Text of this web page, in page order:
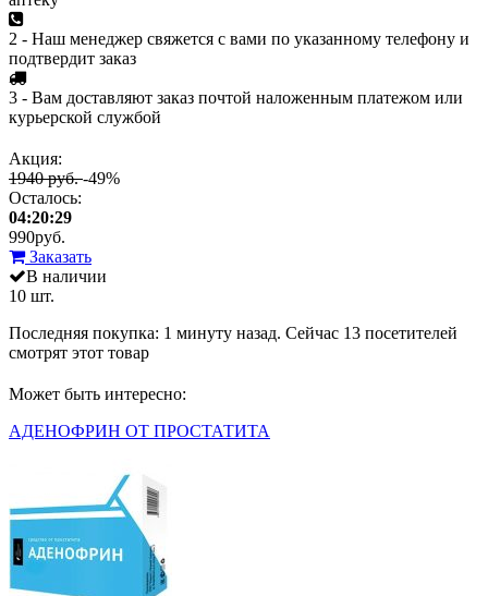
2 - Наш менеджер свяжется с вами по указанному телефону и
подтвердит заказ
3 - Вам доставляют заказ почтой наложенным платежом или
курьерской службой
Акция:
1940 руб.-49%
Осталось:
04:20:29
990руб.
Заказать
В наличии
10 шт.
Последняя покупка: 1 минуту назад. Сейчас 13 посетителей
смотрят этот товар
Может быть интересно:
АДЕНОФРИН ОТ ПРОСТАТИТА